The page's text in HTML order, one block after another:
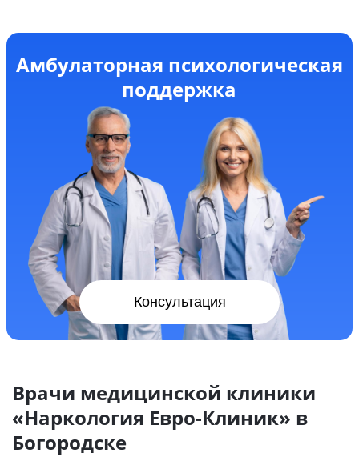
Амбулаторная психологическая
поддержка
Консультация
Врачи медицинской клиники
«Наркология Евро-Клиник» в
Богородске